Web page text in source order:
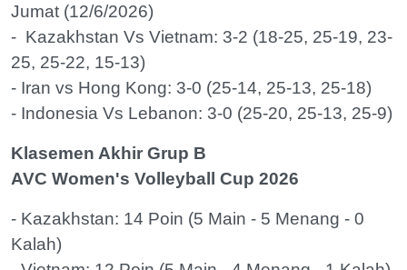
Jumat (12/6/2026)
- Kazakhstan Vs Vietnam: 3-2 (18-25, 25-19, 23-
25, 25-22, 15-13)
- Iran vs Hong Kong: 3-0 (25-14, 25-13, 25-18)
- Indonesia Vs Lebanon: 3-0 (25-20, 25-13, 25-9)
Klasemen Akhir Grup B
AVC Women's Volleyball Cup 2026
- Kazakhstan: 14 Poin (5 Main - 5 Menang - 0
Kalah)